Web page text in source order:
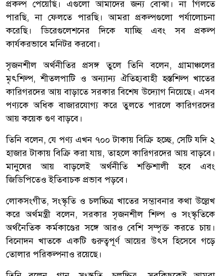
প্রকল্প পেয়েছি। এগুলো আমাদের জন্য বোঝা। না গিলতে
পারছি, না ফেলতে পারছি। আমরা প্রকল্পগুলো পর্যালোচনা
করেছি। ডিরেগুলেশনের দিকে যাচ্ছি এবং সব প্রকল্প
কার্যকরভাবে মনিটর করবো।
সৃজনশীল অর্থনীতির প্রসঙ্গ তুলে তিনি বলেন, গ্রামাঞ্চলের
মৃৎশিল্প, শীতলপাটি ও অন্যান্য ঐতিহ্যবাহী হস্তশিল্প খাতের
কারিগরদের আয় বাড়াতে সরকার বিশেষ উদ্যোগ নিয়েছে। এসব
পণ্যকে অধিক বাজারযোগ্য করে তুলতে পারলে কারিগরদের
আয় কয়েক গুণ বাড়বে।
তিনি বলেন, যে পণ্য এখন ৭০০ টাকায় বিক্রি হচ্ছে, সেটি যদি ২
হাজার টাকায় বিক্রি করা যায়, তাহলে কারিগরদের আয় বাড়বে।
মানুষের আয় বাড়লেই অর্থনীতি শক্তিশালী হবে এবং
জিডিপিতেও ইতিবাচক প্রভাব পড়বে।
লোকসংগীত, সংস্কৃতি ও চলচ্চিত্র খাতের সম্ভাবনার কথা উল্লেখ
করে অর্থমন্ত্রী বলেন, সরকার সৃজনশীল শিল্প ও সংস্কৃতিকে
অর্থনৈতিক কর্মকাণ্ডের সঙ্গে আরও বেশি সম্পৃক্ত করতে চায়।
বিনোদন খাতকে একটি গুরুত্বপূর্ণ আয়ের উৎস হিসেবে গড়ে
তোলার পরিকল্পনাও রয়েছে।